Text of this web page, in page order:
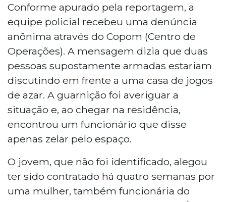
Conforme apurado pela reportagem, a
equipe policial recebeu uma denúncia
anônima através do Copom (Centro de
Operações). A mensagem dizia que duas
pessoas supostamente armadas estariam
discutindo em frente a uma casa de jogos
de azar. A guarnição foi averiguar a
situação e, ao chegar na residência,
encontrou um funcionário que disse
apenas zelar pelo espaço.
O jovem, que não foi identificado, alegou
ter sido contratado há quatro semanas por
uma mulher, também funcionária do